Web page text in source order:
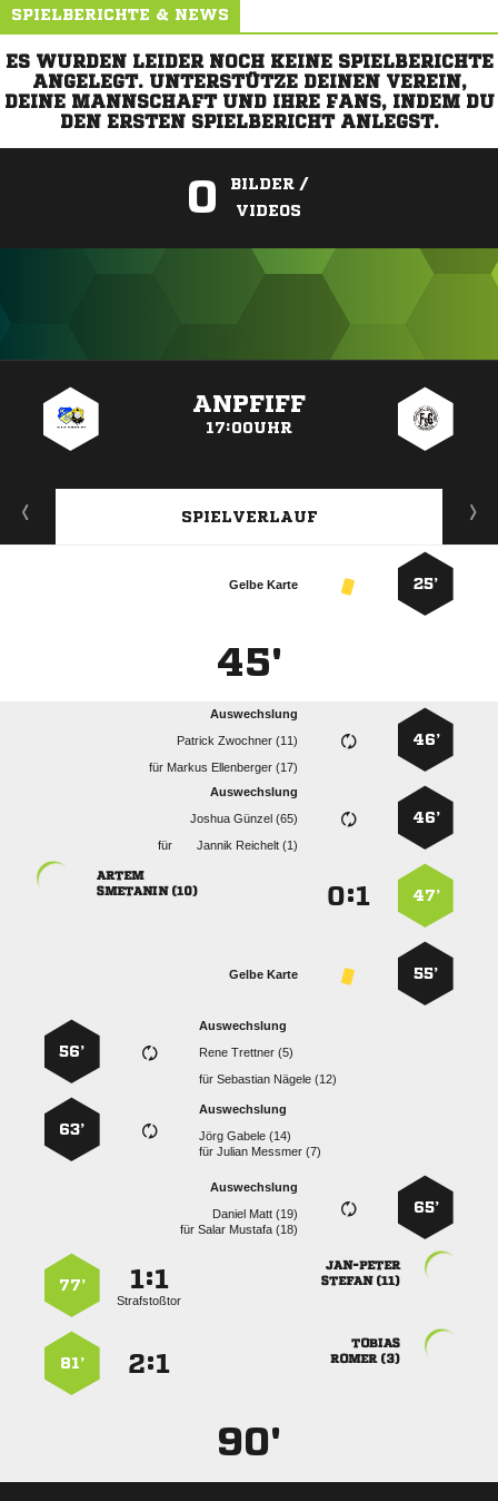
SPIELBERICHTE & NEWS
ES WURDEN LEIDER NOCH KEINE SPIELBERICHTE
ANGELEGT. UNTERSTÜTZE DEINEN VEREIN,
DEINE MANNSCHAFT UND IHRE FANS, INDEM DU
DEN ERSTEN SPIELBERICHT ANLEGST.
0
BILDER /
VIDEOS
ANPFIFF
17:00UHR
SPIELVERLAUF
25’
Gelbe Karte
45'
46’
Auswechslung
  
für   
46’
Auswechslung
  
für
  
47’
:

 
55’
Gelbe Karte
Auswechslung
  
für  
56’
Auswechslung
  
für  
63’
65’
Auswechslung
  
für  

 
:
Strafstoßtor
77’

 
:
81’
90'